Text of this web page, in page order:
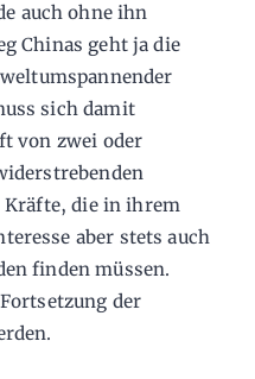
auch ohne ihn
Chinas geht ja die
sich damit
von zwei oder
die in ihrem
aber stets auch
finden müssen.
der